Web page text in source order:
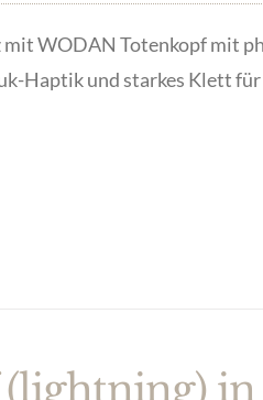
WODAN Totenkopf mit
Haptik und starkes Klett
in